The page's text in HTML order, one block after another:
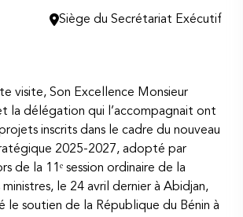
Siège du Secrétariat Exécutif
visite, Son Excellence Monsieur
et la délégation qui l’accompagnait ont
inscrits dans le cadre du nouveau
2025-2027, adopté par
de la 11ᵉ session ordinaire de la
le 24 avril dernier à Abidjan,
le soutien de la République du Bénin à